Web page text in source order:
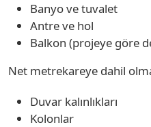
Banyo ve tuvalet
Antre ve hol
Balkon (projeye göre
Net metrekareye dahil
Duvar kalınlıkları
Kolonlar